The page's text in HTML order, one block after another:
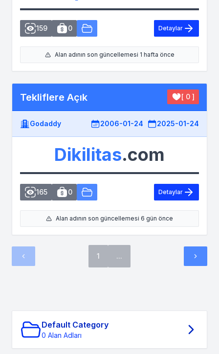
159 0 Detaylar
Alan adının son güncellemesi 1 hafta önce
Tekliflere Açık [ 0 ]
Godaddy 2006-01-24 2025-01-24
Dikilitas.com
165 0 Detaylar
Alan adının son güncellemesi 6 gün önce
1 ...
Default Category
0 Alan Adları